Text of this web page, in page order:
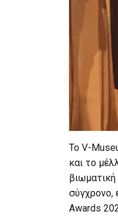
Το V-
και το
βιωματική
σύγχρονο,
Awards